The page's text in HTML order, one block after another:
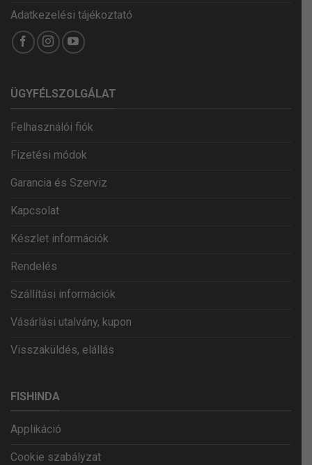
Adatkezelési tájékoztató
ÜGYFÉLSZOLGÁLAT
Felhasználói fiók
Fizetési módok
Garancia és Szerviz
Kapcsolat
Készlet információk
Rendelés
Szállítási információk
Vásárlási utalvány, kupon
Visszaküldés, elállás
FISHINDA
Applikáció
Cookie szabályzat